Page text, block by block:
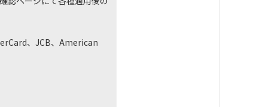
、JCB、American